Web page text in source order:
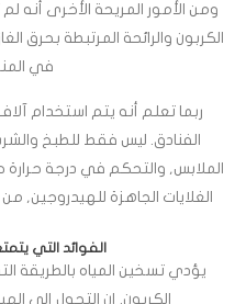
ومن الأمور المريحة الأخرى
الكربون والرائحة المرتبطة بحرق
في
ربما تعلم أنه يتم استخدام
الفنادق. ليس فقط للطبخ
الملابس, والتحكم في درجة
الغلايات الجاهزة للهيدروجين,
الفوائد التي
يؤدي تسخين المياه بالطريقة
الكربون. إن التحول إلى